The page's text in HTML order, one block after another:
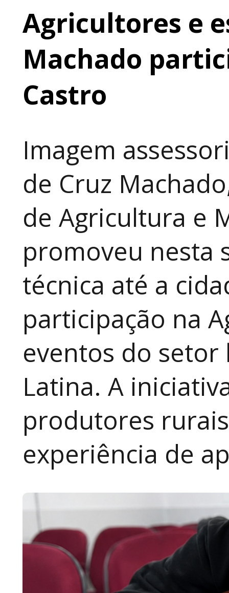
Agricultores e
Machado
Castro
Imagem
de Cruz
de Agricultura e
promoveu nesta
técnica até a
participação na
eventos do
Latina. A
produtores
experiência de